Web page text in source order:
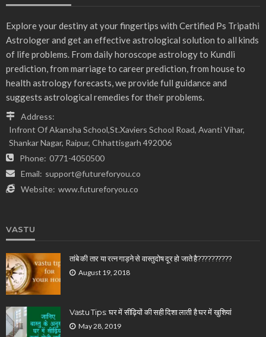
Explore your destiny at your fingertips with Certified Ps Tripathi
Astrologer and get an effective astrological solution to all kinds
of life problems. From daily horoscope astrology to Kundli
prediction, from marriage to career prediction, from house to
health astrology forecasts, we provide full guidance and
suggests astrological remedies for their problems.
Address:
Infront Of Akansha School,St.Xaviers School Road, Avanti Vihar,
Shankar Nagar, Raipur, Chhattisgarh 492006
Phone: 0771-4050500
Email: support@futureforyou.co
Website: www.futureforyou.co
VASTU
तांबे की तार या रत्न गाड़ने से वास्तुदोष दूर हो जाते है??????????
August 19, 2018
Vastu Tips: घर में सीढ़ियों की सही दिशा लाती है घर में खुशियां
May 28, 2019